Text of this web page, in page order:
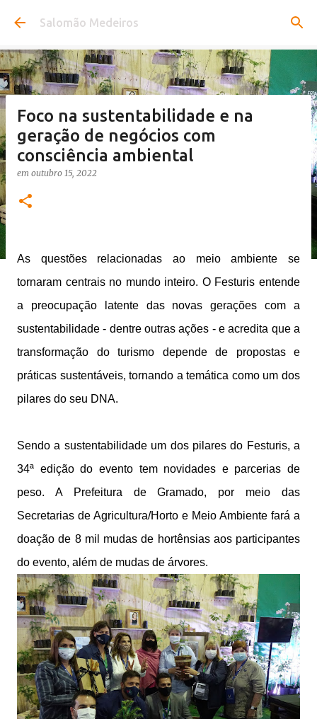
Pular para o conteúdo principal
Salomão Medeiros
Foco na sustentabilidade e na
geração de negócios com
consciência ambiental
em outubro 15, 2022
As questões relacionadas ao meio ambiente se
tornaram centrais no mundo inteiro. O Festuris entende
a preocupação latente das novas gerações com a
sustentabilidade - dentre outras ações - e acredita que a
transformação do turismo depende de propostas e
práticas sustentáveis, tornando a temática como um dos
pilares do seu DNA.
Sendo a sustentabilidade um dos pilares do Festuris, a
34ª edição do evento tem novidades e parcerias de
peso. A Prefeitura de Gramado, por meio das
Secretarias de Agricultura/Horto e Meio Ambiente fará a
doação de 8 mil mudas de hortênsias aos participantes
do evento, além de mudas de árvores.